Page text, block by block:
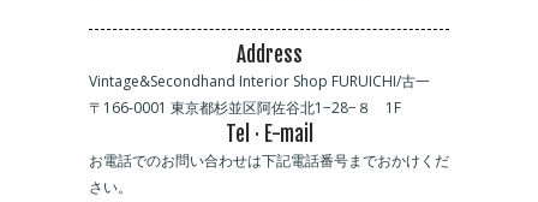
Address
Vintage&Secondhand Interior Shop FURUICHI/古一
〒166-0001 東京都杉並区阿佐谷北1−28−８ 1F
Tel · E-mail
お電話でのお問い合わせは下記電話番号までおかけくだ
さい。